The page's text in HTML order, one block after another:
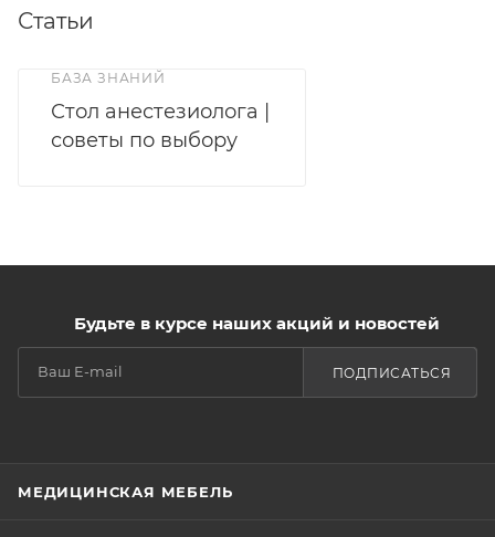
Статьи
БАЗА ЗНАНИЙ
Стол анестезиолога |
советы по выбору
Будьте в курсе наших акций и новостей
ПОДПИСАТЬСЯ
МЕДИЦИНСКАЯ МЕБЕЛЬ